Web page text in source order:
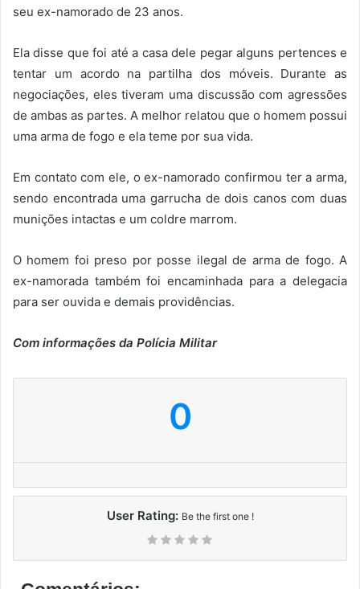
seu ex-namorado de 23 anos.
Ela disse que foi até a casa dele pegar alguns pertences e
tentar um acordo na partilha dos móveis. Durante as
negociações, eles tiveram uma discussão com agressões
de ambas as partes. A melhor relatou que o homem possui
uma arma de fogo e ela teme por sua vida.
Em contato com ele, o ex-namorado confirmou ter a arma,
sendo encontrada uma garrucha de dois canos com duas
munições intactas e um coldre marrom.
O homem foi preso por posse ilegal de arma de fogo. A
ex-namorada também foi encaminhada para a delegacia
para ser ouvida e demais providências.
Com informações da Polícia Militar
0
User Rating: Be the first one !